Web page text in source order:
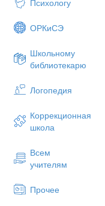
Психологу
ОРКиСЭ
Школьному
библиотекарю
Логопедия
Коррекционная
школа
Всем
учителям
Прочее